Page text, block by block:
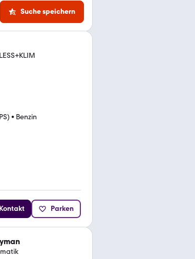
Suche speichern
• Benzin
Kontakt Parken